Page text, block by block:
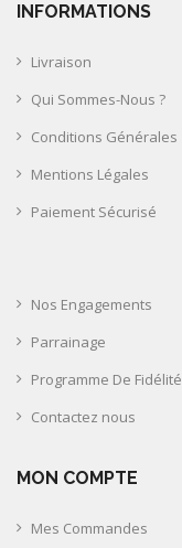
INFORMATIONS
Livraison
Qui Sommes-Nous ?
Conditions Générales
Mentions Légales
Paiement Sécurisé
Nos Engagements
Parrainage
Programme De Fidélité
Contactez nous
MON COMPTE
Mes Commandes